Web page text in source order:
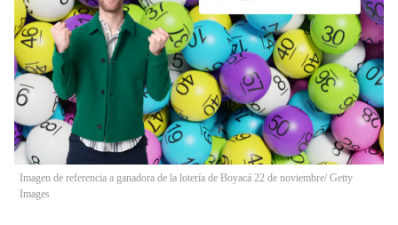
Imagen de referencia a ganadora de la lotería de Boyacá 22 de noviembre/ Getty
Images